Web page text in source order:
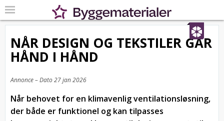
NÅR DESIGN OG TEKSTILER GÅR
HÅND I HÅND
Annonce – Dato27 jan 2026
Når behovet for en klimavenlig ventilationsløsning,
der både er funktionel og kan tilpasses